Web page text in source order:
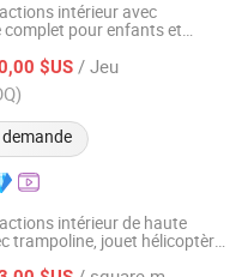
intérieur avec
pour enfants et
$US / Jeu
Co., Ltd.
2025
intérieur de haute
trampoline, jouet hélicoptère,
Co., Ltd.